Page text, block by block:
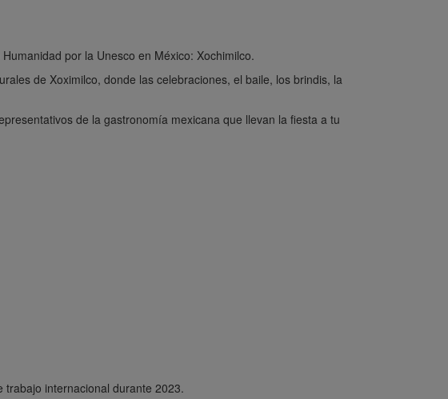
por la Unesco en México: Xochimilco.
de Xoximilco, donde las celebraciones, el baile, los brindis, la
de la gastronomía mexicana que llevan la fiesta a tu
internacional durante 2023.